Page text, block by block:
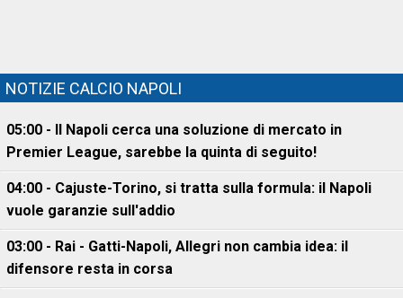
NOTIZIE CALCIO NAPOLI
05:00 - Il Napoli cerca una soluzione di mercato in
Premier League, sarebbe la quinta di seguito!
04:00 - Cajuste-Torino, si tratta sulla formula: il Napoli
vuole garanzie sull'addio
03:00 - Rai - Gatti-Napoli, Allegri non cambia idea: il
difensore resta in corsa